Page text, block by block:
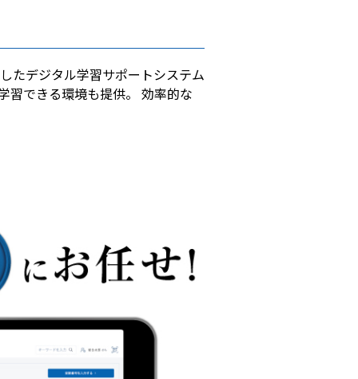
たデジタル学習サポートシステム
習できる環境も提供。 効率的な